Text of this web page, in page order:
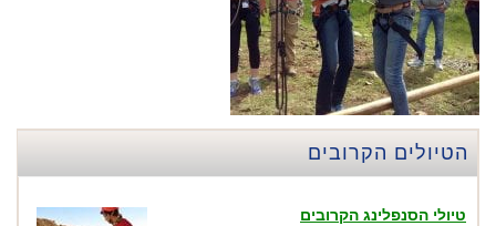
הטיולים הקרובים
טיולי הסנפלינג הקרובים